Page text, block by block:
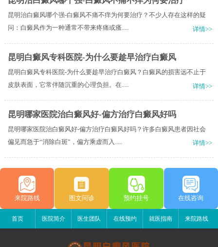
昆明治白癜风哪个强-白癜风不痛不痒为何要治疗？不少人存在这样的疑
问：白癜风作为一种通常不带来疼痛或瘙.....
详情>>
昆明白癜风专科医院-为什么要趁早治疗白癜风
昆明白癜风专科医院-为什么要趁早治疗白癜风？白癜风的损害远不止于
皮肤表面，它常伴随沉重的心理负担。在.....
详情>>
昆明哪家医院治白癜风好-偏方治疗白癜风好吗
昆明哪家医院治白癜风好-偏方治疗白癜风好吗？许多白癜风患者因社会
偏见而急于“消除白斑”，偏方乘虚而入.....
详情>>
来院路线 图文问诊 预约挂号 在线咨询
首页 医院简介 医生团队 在线预约 就医指南 来院路线